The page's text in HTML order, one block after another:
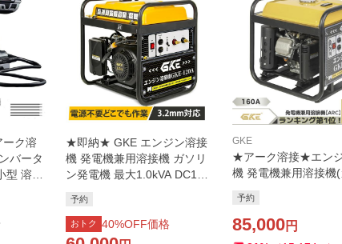
ーク溶
バータ
溶接
★即納★ GKE エンジン溶接
機 発電機兼用溶接機 ガソリ
ン発電機 最大1.0kVA DC120
100V 小型軽量 初心者対応
家庭用
予約
おトク 40%OFF価格
GKE
★アーク溶接★エン
機 発電機兼用溶接機(
V 2.0kVA DC 溶接定
流(DC160A) 溶接棒
予約
85,000円